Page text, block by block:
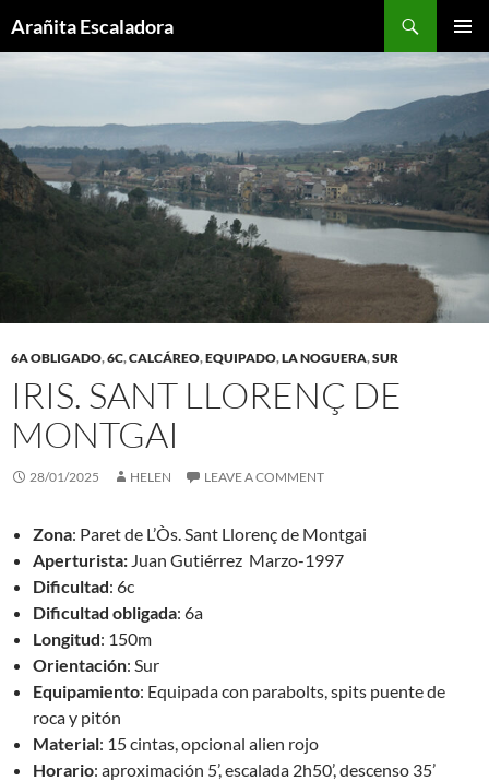
toArañita Escaladora
6A OBLIGADO,6C,CALCÁREO,EQUIPADO,LA NOGUERA,SUR
IRIS. SANT LLORENÇ DE
MONTGAI
28/01/2025 HELEN LEAVE A COMMENT
Zona: Paret de L’Òs. Sant Llorenç de Montgai
Aperturista: Juan Gutiérrez Marzo-1997
Dificultad: 6c
Dificultad obligada: 6a
Longitud: 150m
Orientación: Sur
Equipamiento: Equipada con parabolts, spits puente de
roca y pitón
Material: 15 cintas, opcional alien rojo
Horario: aproximación 5’, escalada 2h50’, descenso 35’